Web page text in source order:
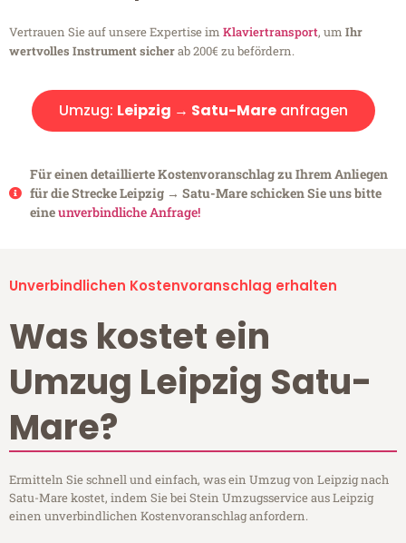
Vertrauen Sie auf unsere Expertise im Klaviertransport, um Ihr
wertvolles Instrument sicherab 200€ zu befördern.
Umzug: Leipzig → Satu-Mareanfragen
Für einen detaillierte Kostenvoranschlag zu Ihrem Anliegen
für die Strecke Leipzig → Satu-Mare schicken Sie uns bitte
eineunverbindliche Anfrage!
Unverbindlichen Kostenvoranschlag erhalten
Was kostet ein
Umzug Leipzig Satu-
Mare?
Ermitteln Sie schnell und einfach, was ein Umzug von Leipzig nach
Satu-Mare kostet, indem Sie bei Stein Umzugsservice aus Leipzig
einen unverbindlichen Kostenvoranschlag anfordern.